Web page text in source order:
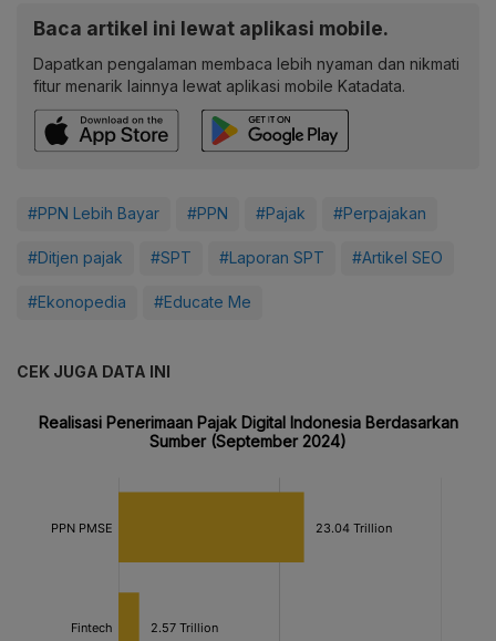
Baca artikel ini lewat aplikasi mobile.
Dapatkan pengalaman membaca lebih nyaman dan nikmati
fitur menarik lainnya lewat aplikasi mobile Katadata.
#PPN Lebih Bayar #PPN #Pajak #Perpajakan
#Ditjen pajak #SPT #Laporan SPT #Artikel SEO
#Ekonopedia #Educate Me
CEK JUGA DATA INI